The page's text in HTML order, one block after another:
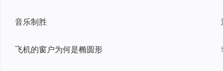
音乐制胜
飞机的窗户为何是椭圆形